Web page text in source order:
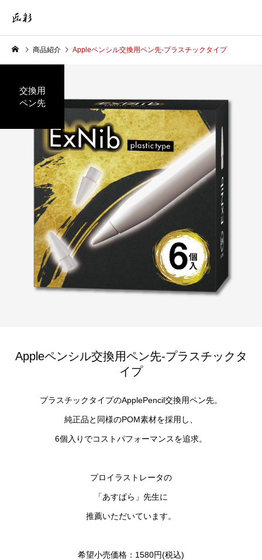
商品紹介 Appleペンシル交換用ペン先-プラスチックタイプ
交換用
ペン先
Appleペンシル交換用ペン先-プラスチックタ
イプ
プラスチックタイプのApplePencil交換用ペン先。
純正品と同様のPOM素材を採用し、
6個入りでコストパフォーマンスを追求。
プロイラストレータの
「あすぱら」先生に
推薦いただいています。
希望小売価格：1580円(税込)